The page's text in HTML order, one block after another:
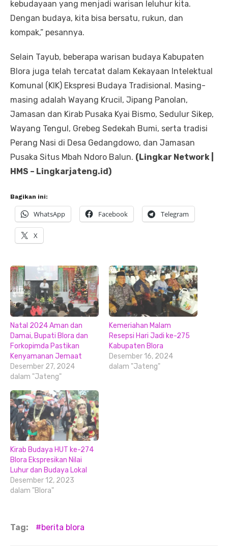
kebudayaan yang menjadi warisan leluhur kita.
Dengan budaya, kita bisa bersatu, rukun, dan
kompak,” pesannya.
Selain Tayub, beberapa warisan budaya Kabupaten
Blora juga telah tercatat dalam Kekayaan Intelektual
Komunal (KIK) Ekspresi Budaya Tradisional. Masing-
masing adalah Wayang Krucil, Jipang Panolan,
Jamasan dan Kirab Pusaka Kyai Bismo, Sedulur Sikep,
Wayang Tengul, Grebeg Sedekah Bumi, serta tradisi
Perang Nasi di Desa Gedangdowo, dan Jamasan
Pusaka Situs Mbah Ndoro Balun. (Lingkar Network |
HMS – Lingkarjateng.id)
Bagikan ini:
WhatsApp Facebook Telegram
X
Natal 2024 Aman dan
Damai, Bupati Blora dan
Forkopimda Pastikan
Kenyamanan Jemaat
Desember 27, 2024
dalam "Jateng"
Kemeriahan Malam
Resepsi Hari Jadi ke-275
Kabupaten Blora
Desember 16, 2024
dalam "Jateng"
Kirab Budaya HUT ke-274
Blora Ekspresikan Nilai
Luhur dan Budaya Lokal
Desember 12, 2023
dalam "Blora"
Tag: berita blora